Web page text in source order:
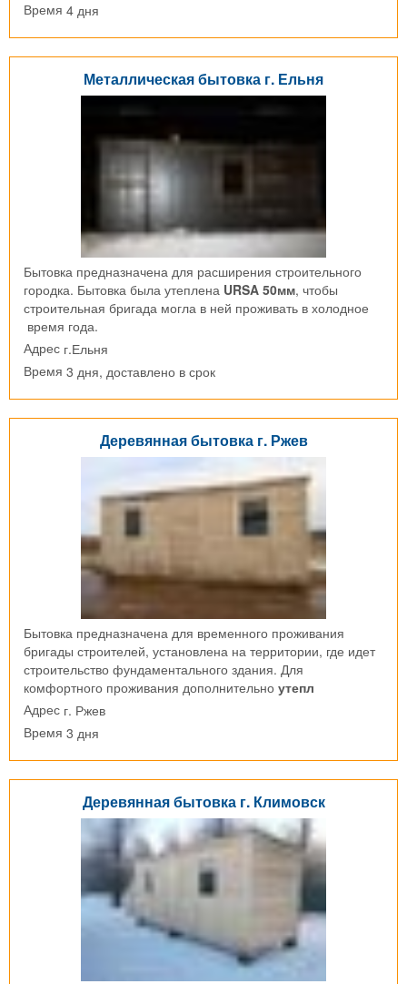
Время 4 дня
Металлическая бытовка г. Ельня
Бытовка предназначена для расширения строительного
городка. Бытовка была утеплена URSA 50мм, чтобы
строительная бригада могла в ней проживать в холодное
время года.
Адрес г.Ельня
Время 3 дня, доставлено в срок
Деревянная бытовка г. Ржев
Бытовка предназначена для временного проживания
бригады строителей, установлена на территории, где идет
строительство фундаментального здания. Для
комфортного проживания дополнительно утепл
Адрес г. Ржев
Время 3 дня
Деревянная бытовка г. Климовск